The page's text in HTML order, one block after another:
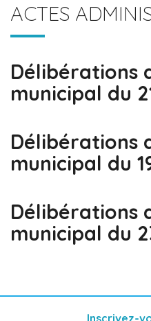
ACTES
Délibérations
municipal du
Délibérations
municipal du
Délibérations
municipal du